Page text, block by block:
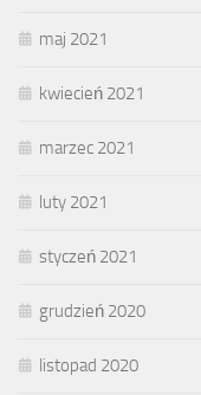
maj 2021
kwiecień 2021
marzec 2021
luty 2021
styczeń 2021
grudzień 2020
listopad 2020